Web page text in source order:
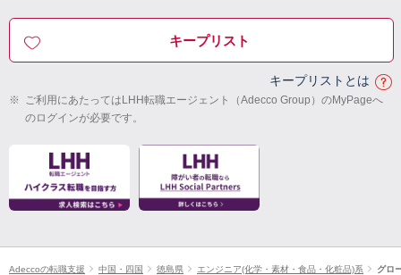
キープリスト
キープリストとは
※ ご利用にあたってはLHH転職エージェント（Adecco Group）のMyPageへ
のログインが必要です。
Adeccoの転職支援 中国・四国 徳島県 エンジニア(化学・素材・食品・化粧品)系 グロ